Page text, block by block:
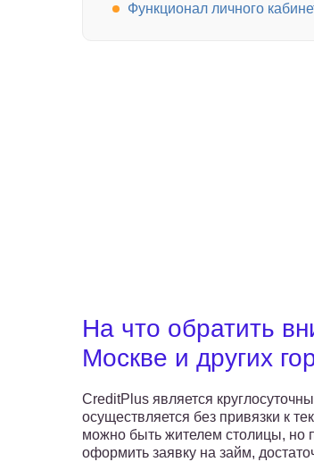
Функционал личного
На что обратить
Москве и других
CreditPlus является
осуществляется без привязки к
можно быть жителем столицы, но
оформить заявку на займ,